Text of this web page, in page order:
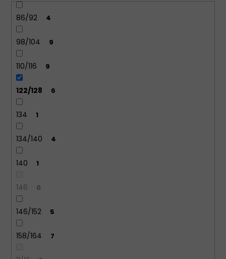
86/92 4
98/104 9
110/116 9
122/128 6
134 1
134/140 4
140 1
146 0
146/152 5
158/164 7